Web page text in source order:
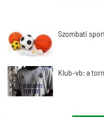
Szombati
Klub-vb: a